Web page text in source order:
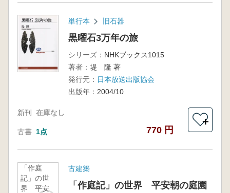
単行本 旧石器
黒曜石3万年の旅
シリーズ： NHKブックス1015
著者： 堤 隆 著
発行元： 日本放送出版協会
出版年： 2004/10
新刊 在庫なし
古書 1点 770 円
＋
「作庭
記」の世
界 平安
古建築
「作庭記」の世界 平安朝の庭園